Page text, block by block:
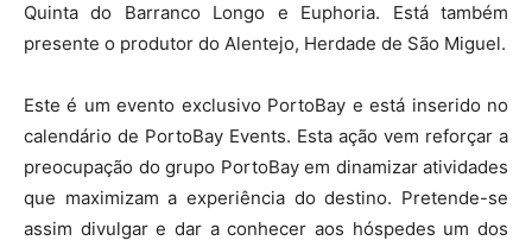
Quinta do Barranco Longo e Euphoria. Está também
presente o produtor do Alentejo, Herdade de São Miguel.
Este é um evento exclusivo PortoBay e está inserido no
calendário de PortoBay Events. Esta ação vem reforçar a
preocupação do grupo PortoBay em dinamizar atividades
que maximizam a experiência do destino. Pretende-se
assim divulgar e dar a conhecer aos hóspedes um dos